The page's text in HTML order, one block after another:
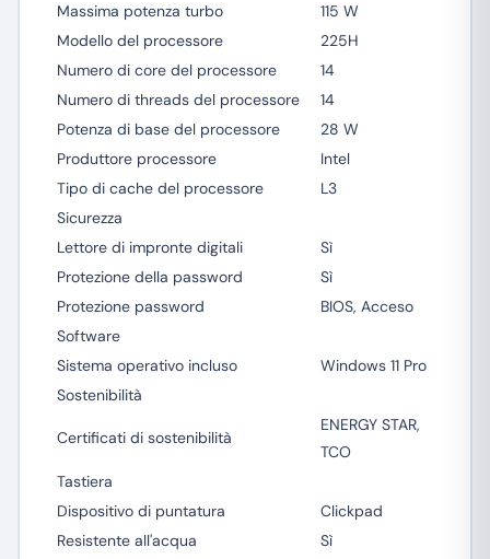
Massima potenza turbo
115 W
Modello del processore
225H
Numero di core del processore
14
Numero di threads del processore
14
Potenza di base del processore
28 W
Produttore processore
Intel
Tipo di cache del processore
L3
Sicurezza
Lettore di impronte digitali
Sì
Protezione della password
Sì
Protezione password
BIOS, Acceso
Software
Sistema operativo incluso
Windows 11 Pro
Sostenibilità
Certificati di sostenibilità
ENERGY STAR,
TCO
Tastiera
Dispositivo di puntatura
Clickpad
Resistente all'acqua
Sì